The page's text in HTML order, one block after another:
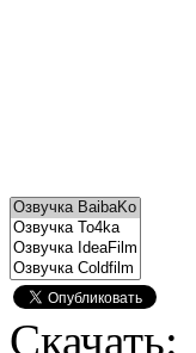
Скачать: